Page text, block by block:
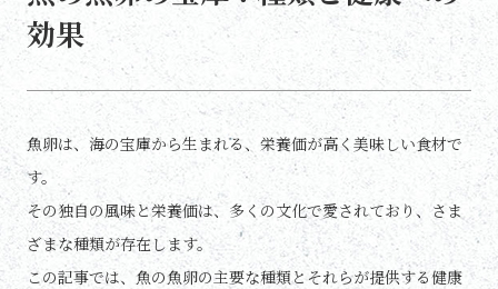
効果
魚卵は、海の宝庫から生まれる、栄養価が高く美味しい食材で
す。
その独自の風味と栄養価は、多くの文化で愛されており、さま
ざまな種類が存在します。
この記事では、魚の魚卵の主要な種類とそれらが提供する健康